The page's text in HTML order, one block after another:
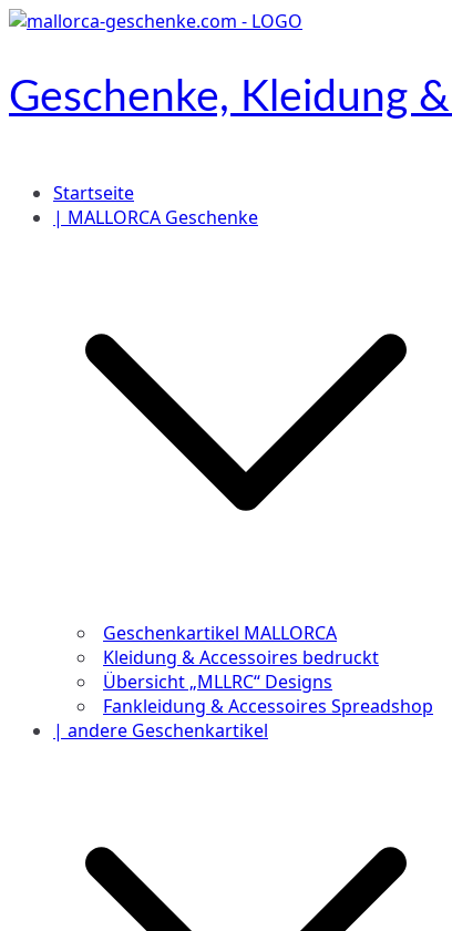
Zum
Geschenke, Kleidung
Onlineshop
Startseite
| MALLORCA Geschenke
Geschenkartikel MALLORCA
Kleidung & Accessoires bedruckt
Übersicht „MLLRC“ Designs
Fankleidung & Accessoires Spreadshop
| andere Geschenkartikel